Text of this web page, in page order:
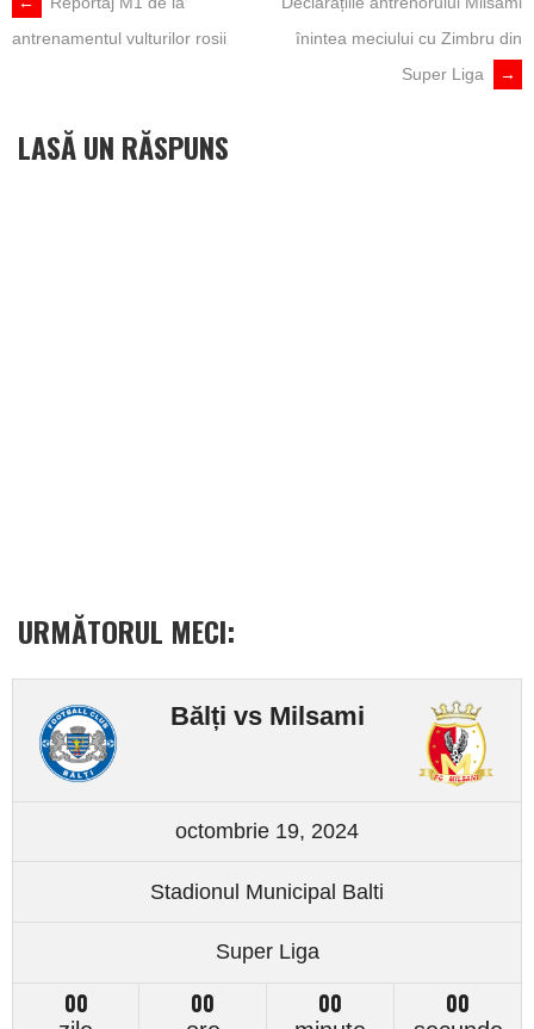
POST
antrenamentul vulturilor rosii
înintea meciului cu Zimbru din
Super Liga
→
LASĂ UN RĂSPUNS
URMĂTORUL MECI:
Bălți vs Milsami
octombrie 19, 2024
Stadionul Municipal Balti
Super Liga
00 00 00 00